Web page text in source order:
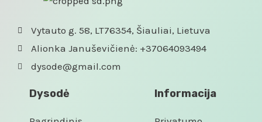
Vytauto g. 58, LT76354, Šiauliai, Lietuva
Alionka Januševičienė: +37064093494
dysode@gmail.com
Dysodė Informacija